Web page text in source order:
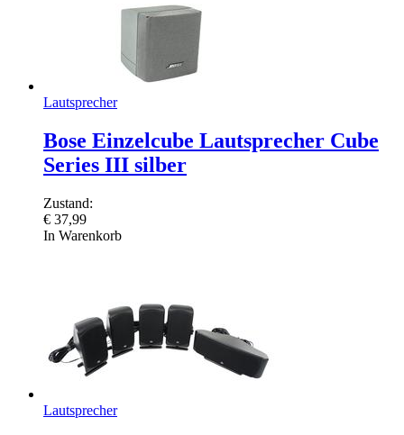
Lautsprecher
Bose Einzelcube Lautsprecher Cube
Series III silber
Zustand:
€ 37,99
In Warenkorb
Lautsprecher